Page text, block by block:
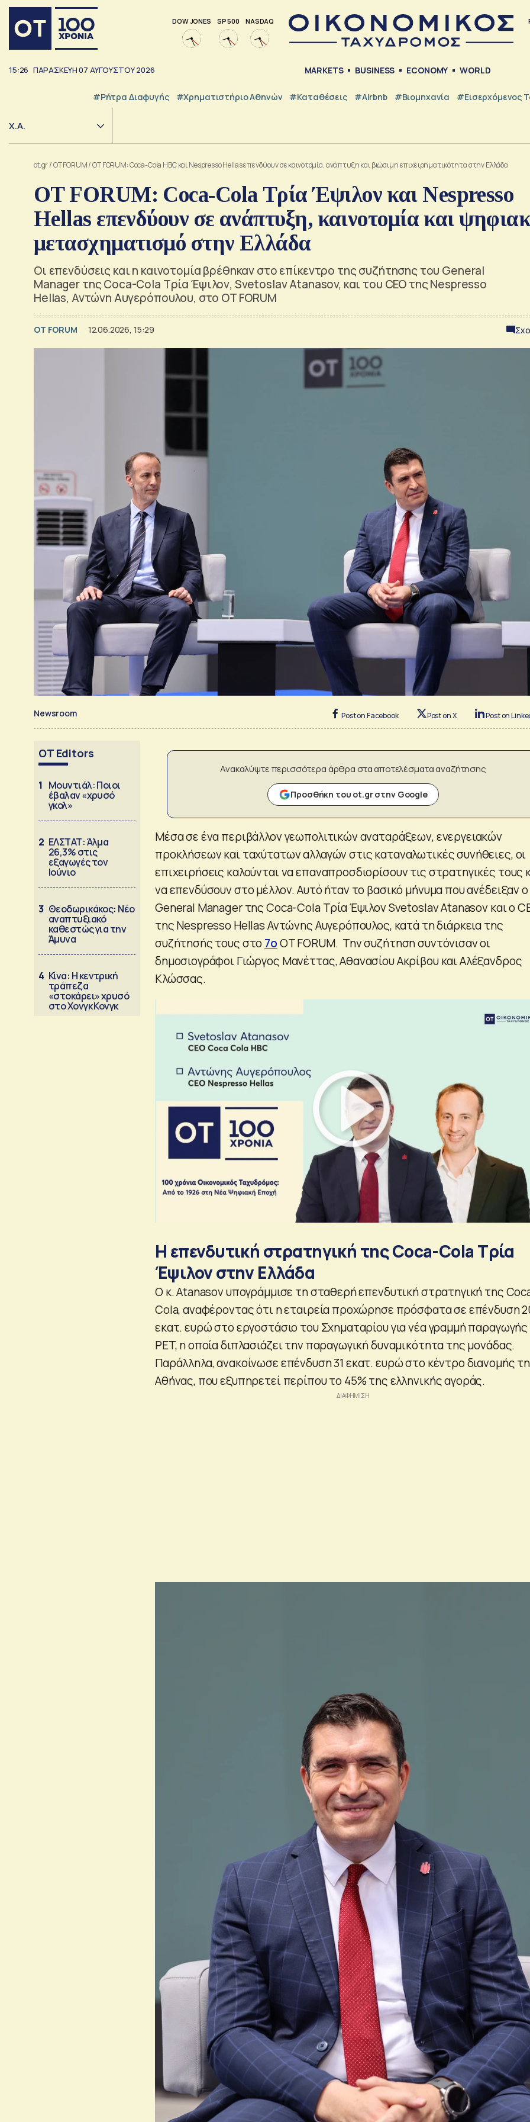
DOW JONES SP 500 NASDAQ
15:26 ΠΑΡΑΣΚΕΥΗ07 ΑΥΓΟΥΣΤΟΥ2026 MARKETS BUSINESS ECONOMY WORLD
#ρήτρα Διαφυγής #Χρηματιστήριο Αθηνών #Καταθέσεις #Airbnb #Βιομηχανία #εισερχόμενος
Χ.Α.
ot.gr/OT FORUM/OT FORUM: Coca-Cola HBC και Nespresso Hellas επενδύουν σε καινοτομία, ανάπτυξη και βιώσιμη επιχειρηματικότητα στην Ελλάδα
OT FORUM: Coca-Cola Τρία Έψιλον και Nespresso
Hellas επενδύουν σε ανάπτυξη, καινοτομία και
μετασχηματισμό στην Ελλάδα
Οι επενδύσεις και η καινοτομία βρέθηκαν στο επίκεντρο της συζήτησης του General
Manager της Coca-Cola Τρία Έψιλον, Svetoslav Atanasov, και του CEO της Nespresso
Hellas, Αντώνη Αυγερόπουλου, στο OT FORUM
OT FORUM 12.06.2026, 15:29
Newsroom Post on Facebook Post on X Post on
OT Editors
1 Μουντιάλ: Ποιοι
έβαλαν «χρυσό
γκολ»
2 ΕΛΣΤΑΤ: Άλμα
26,3% στις
εξαγωγές τον
Ιούνιο
3 Θεοδωρικάκος: Νέο
αναπτυξιακό
καθεστώς για την
Άμυνα
4 Κίνα: Η κεντρική
τράπεζα
«στοκάρει» χρυσό
στο Χονγκ Κονγκ
Ανακαλύψτε περισσότερα άρθρα στα αποτελέσματα αναζήτησης
Προσθήκη του ot.gr στην Google
Μέσα σε ένα περιβάλλον γεωπολιτικών αναταράξεων, ενεργειακών
προκλήσεων και ταχύτατων αλλαγών στις καταναλωτικές συνήθειες, οι
επιχειρήσεις καλούνται να επαναπροσδιορίσουν τις στρατηγικές τους
να επενδύσουν στο μέλλον. Αυτό ήταν το βασικό μήνυμα που ανέδειξαν ο
General Manager της Coca-Cola Τρία Έψιλον Svetoslav Atanasov και ο
της Nespresso Hellas Αντώνης Αυγερόπουλος, κατά τη διάρκεια της
συζήτησής τους στο7οOT FORUM. Την συζήτηση συντόνισαν οι
δημοσιογράφοι Γιώργος Μανέττας, Αθανασίου Ακρίβου και Αλέξανδρος
Κλώσσας.
Η επενδυτική στρατηγική της Coca-Cola Τρία
Έψιλον στην Ελλάδα
Ο κ. Atanasov υπογράμμισε τη σταθερή επενδυτική στρατηγική της
Cola, αναφέροντας ότι η εταιρεία προχώρησε πρόσφατα σε επένδυση
εκατ. ευρώ στο εργοστάσιο του Σχηματαρίου για νέα γραμμή παραγωγής
PET, η οποία διπλασιάζει την παραγωγική δυναμικότητα της μονάδας.
Παράλληλα, ανακοίνωσε επένδυση 31 εκατ. ευρώ στο κέντρο διανομής
Αθήνας, που εξυπηρετεί περίπου το 45% της ελληνικής αγοράς.